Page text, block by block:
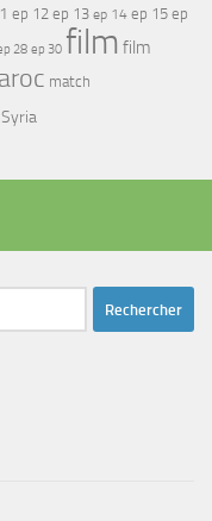
ep 12 ep 13 ep 14 ep 15 ep
28 ep 30 film film
match
Syria